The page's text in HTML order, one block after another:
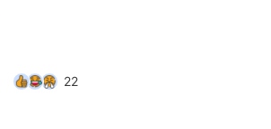
22